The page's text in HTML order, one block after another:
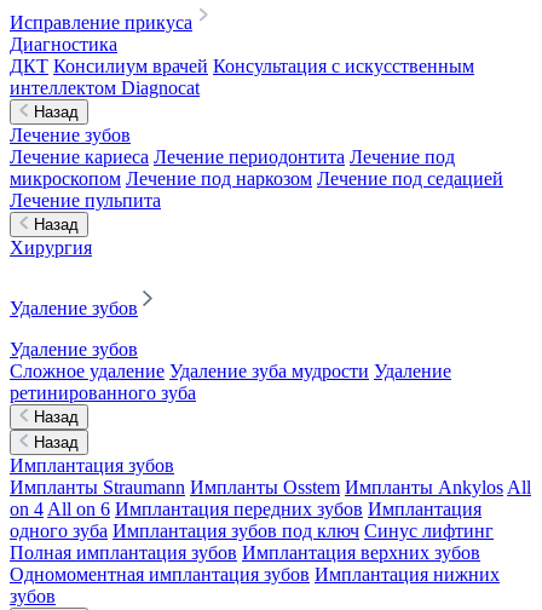
Исправление прикуса
Диагностика
ДКТ Консилиум врачей Консультация с искусственным
интеллектом Diagnocat
Назад
Лечение зубов
Лечение кариеса Лечение периодонтита Лечение под
микроскопом Лечение под наркозом Лечение под седацией
Лечение пульпита
Назад
Хирургия
Удаление зубов
Удаление зубов
Сложное удаление Удаление зуба мудрости Удаление
ретинированного зуба
Назад
Назад
Имплантация зубов
Импланты Straumann Импланты Osstem Импланты Ankylos All
on 4 All on 6 Имплантация передних зубов Имплантация
одного зуба Имплантация зубов под ключ Синус лифтинг
Полная имплантация зубов Имплантация верхних зубов
Одномоментная имплантация зубов Имплантация нижних
зубов